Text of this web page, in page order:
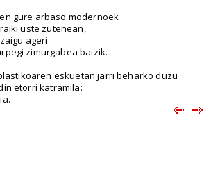
gure arbaso modernoek
uste zutenean,
ageri
zimurgabea baizik.
eskuetan jarri beharko duzu
etorri katramila: